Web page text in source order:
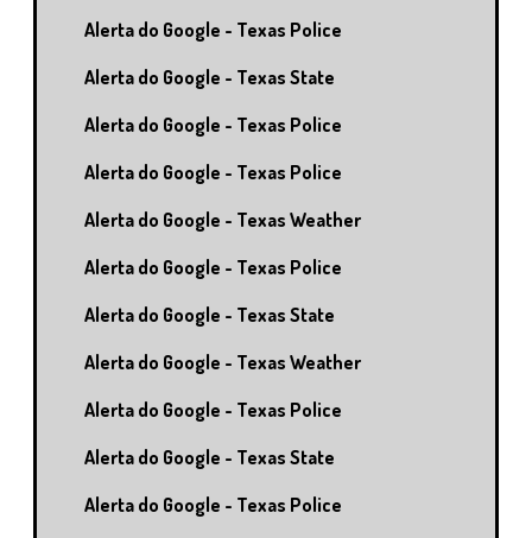
Alerta do Google - Texas Police
Alerta do Google - Texas State
Alerta do Google - Texas Police
Alerta do Google - Texas Police
Alerta do Google - Texas Weather
Alerta do Google - Texas Police
Alerta do Google - Texas State
Alerta do Google - Texas Weather
Alerta do Google - Texas Police
Alerta do Google - Texas State
Alerta do Google - Texas Police